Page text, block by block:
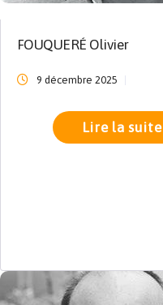
FOUQUERÉ Olivier
9 décembre 2025
Lire la suite